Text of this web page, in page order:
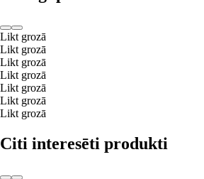
Likt grozā
Likt grozā
Likt grozā
Likt grozā
Likt grozā
Likt grozā
Likt grozā
Citi interesēti produkti